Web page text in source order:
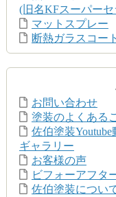
(旧名KFスーパーセ
マットスプレー
断熱ガラスコー
お問い合わせ
塗装のよくある
佐伯塗装Youtube
ギャラリー
お客様の声
ビフォーアフタ
佐伯塗装につい